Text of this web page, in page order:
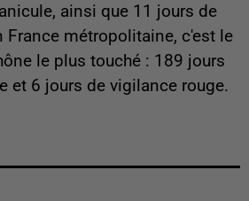
ainsi que 11 jours de
France métropolitaine, c'est le
le plus touché : 189 jours
et 6 jours de vigilance rouge.